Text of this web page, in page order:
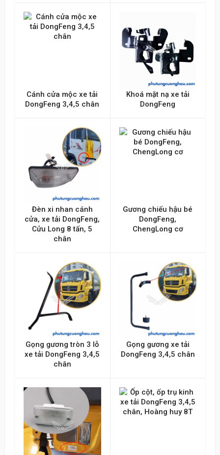
Cánh cửa mộc xe tải
DongFeng 3,4,5 chân
Khoá mặt nạ xe tải
DongFeng
Đèn xi nhan cánh
cửa, xe tải DongFeng,
Cửu Long 8 tấn, 5
chân
Gương chiếu hậu bé
DongFeng,
ChengLong cơ
Gọng gương tròn 3 lỗ
xe tải DongFeng 3,4,5
chân
Gọng gương xe tải
DongFeng 3,4,5 chân